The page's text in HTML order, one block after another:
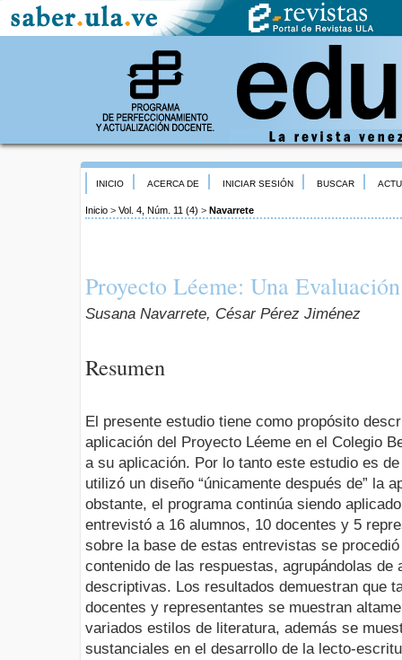
INICIO ACERCA DE INICIAR SESIÓN BUSCAR
Inicio > Vol. 4, Núm. 11 (4) > Navarrete
Proyecto Léeme: Una
Susana Navarrete, César Pérez Jiménez
Resumen
El presente estudio tiene como propósito
aplicación del Proyecto Léeme en el Colegio
a su aplicación. Por lo tanto este estudio es
utilizó un diseño “únicamente después de” la
obstante, el programa continúa siendo
entrevistó a 16 alumnos, 10 docentes y 5
sobre la base de estas entrevistas se
contenido de las respuestas, agrupándolas de
descriptivas. Los resultados demuestran que
docentes y representantes se muestran
variados estilos de literatura, además se
sustanciales en el desarrollo de la lecto-